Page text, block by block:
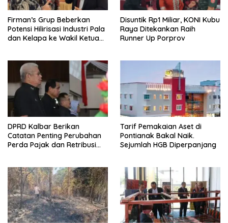
Firman’s Grup Beberkan
Potensi Hilirisasi Industri Pala
dan Kelapa ke Wakil Ketua
Disuntik Rp1 Miliar, KONI Kubu
Raya Ditekankan Raih
Runner Up Porprov
DPRD Kalbar Berikan
Catatan Penting Perubahan
Perda Pajak dan Retribusi
Tarif Pemakaian Aset di
Pontianak Bakal Naik.
Sejumlah HGB Diperpanjang